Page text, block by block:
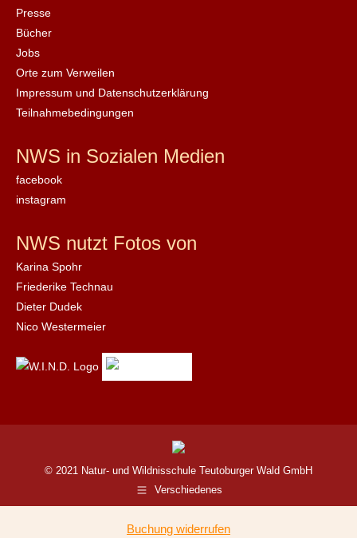
Presse
Bücher
Jobs
Orte zum Verweilen
Impressum und Datenschutzerklärung
Teilnahmebedingungen
NWS in Sozialen Medien
facebook
instagram
NWS nutzt Fotos von
Karina Spohr
Friederike Technau
Dieter Dudek
Nico Westermeier
© 2021 Natur- und Wildnisschule Teutoburger Wald GmbH
Verschiedenes
Buchung widerrufen